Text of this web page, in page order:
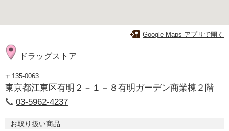
Google Maps アプリで開く
ドラッグストア
〒135-0063
東京都江東区有明２－１－８有明ガーデン商業棟２階
03-5962-4237
お取り扱い商品